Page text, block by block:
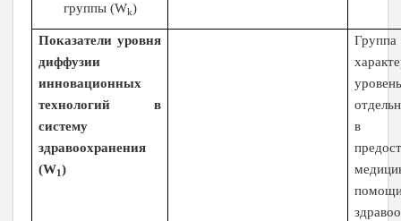
группы (Wk)
Показатели уровня
диффузии
инновационных
технологий в
систему
здравоохранения
(W1)
в